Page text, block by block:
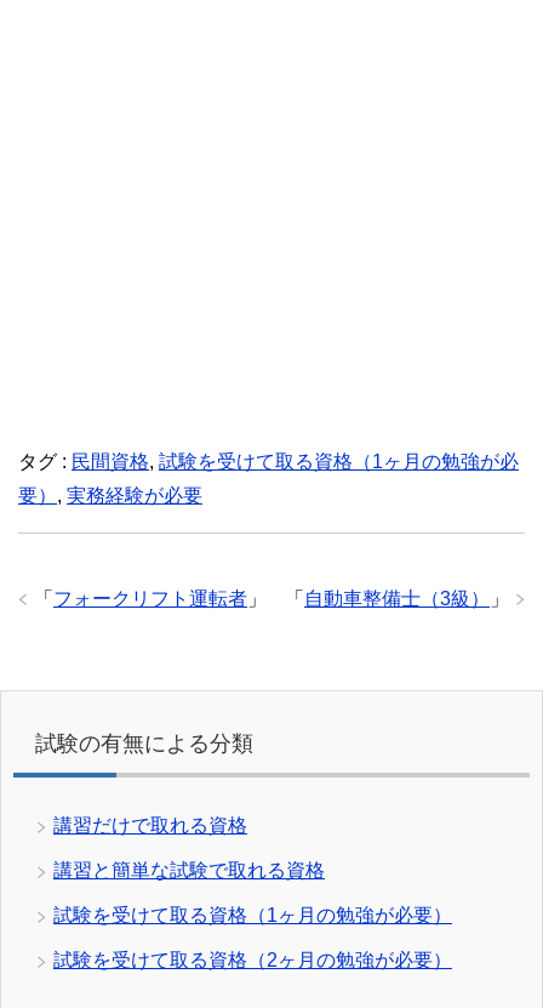
タグ : 民間資格, 試験を受けて取る資格（1ヶ月の勉強が必
要） , 実務経験が必要
「 自動車整備士（3級） 」
「 フォークリフト運転者 」
試験の有無による分類
講習だけで取れる資格
講習と簡単な試験で取れる資格
試験を受けて取る資格（1ヶ月の勉強が必要）
試験を受けて取る資格（2ヶ月の勉強が必要）